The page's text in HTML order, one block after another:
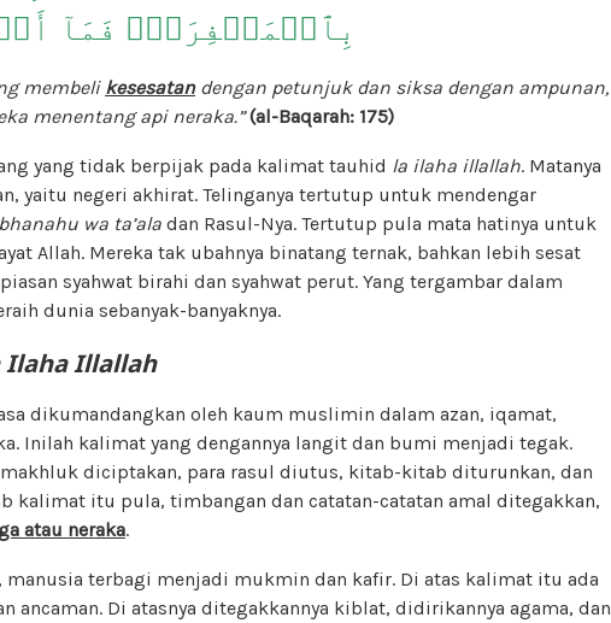
بِٱلۡمَغۡفِرَةِۚ فَمَآ
membeli kesesatandengan petunjuk dan siksa dengan ampunan,
menentang api neraka.”(al-Baqarah: 175)
yang tidak berpijak pada kalimat tauhid la ilaha illallah. Matanya
yaitu negeri akhirat. Telinganya tertutup untuk mendengar
wa ta’ala dan Rasul-Nya. Tertutup pula mata hatinya untuk
Allah. Mereka tak ubahnya binatang ternak, bahkan lebih sesat
syahwat birahi dan syahwat perut. Yang tergambar dalam
dunia sebanyak-banyaknya.
Ilaha Illallah
dikumandangkan oleh kaum muslimin dalam azan, iqamat,
Inilah kalimat yang dengannya langit dan bumi menjadi tegak.
diciptakan, para rasul diutus, kitab-kitab diturunkan, dan
kalimat itu pula, timbangan dan catatan-catatan amal ditegakkan,
atau neraka.
, manusia terbagi menjadi mukmin dan kafir. Di atas kalimat itu ada
ancaman. Di atasnya ditegakkannya kiblat, didirikannya agama, dan